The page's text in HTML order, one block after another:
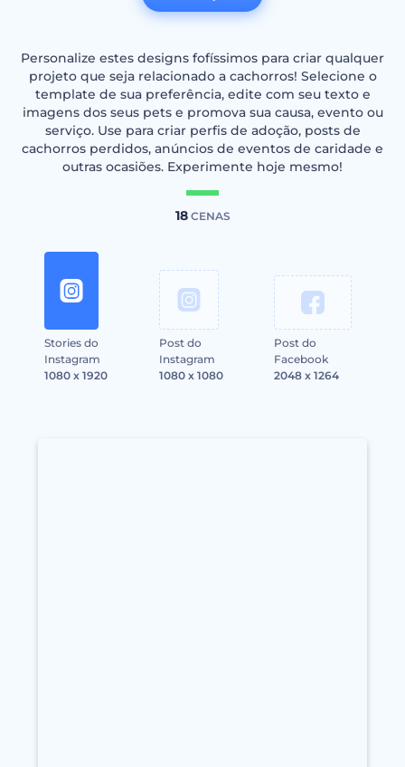
Personalize estes designs fofíssimos para criar qualquer
projeto que seja relacionado a cachorros! Selecione o
template de sua preferência, edite com seu texto e
imagens dos seus pets e promova sua causa, evento ou
serviço. Use para criar perfis de adoção, posts de
cachorros perdidos, anúncios de eventos de caridade e
outras ocasiões. Experimente hoje mesmo!
18CENAS
Stories do
Instagram
1080 x 1920
Post do
Instagram
1080 x 1080
Post do
Facebook
2048 x 1264